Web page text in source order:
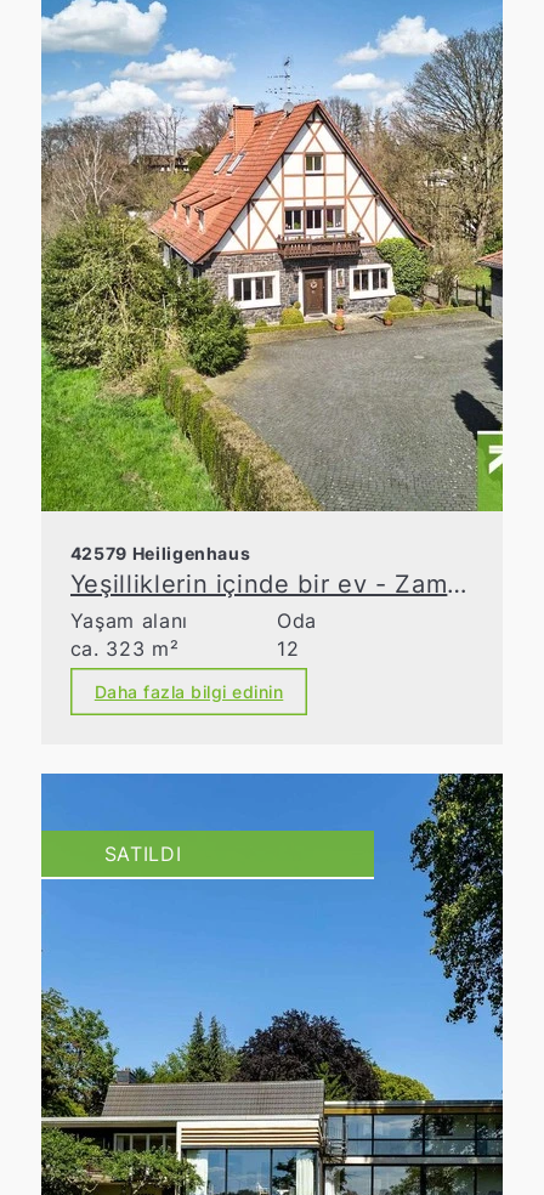
42579 Heiligenhaus
Yeşilliklerin içinde bir ev - Zamanın nabzını tutan
Yaşam alanı
ca. 323 m²
Oda
12
Daha fazla bilgi edinin
SATILDI